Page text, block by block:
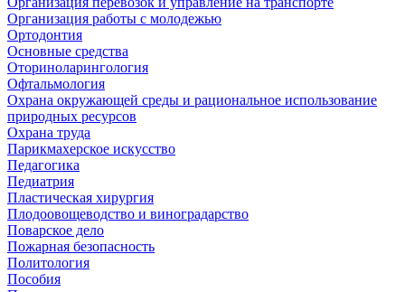
Организация работы с молодежью
Ортодонтия
Основные средства
Оториноларингология
Офтальмология
Охрана окружающей среды и рациональное использование
природных ресурсов
Охрана труда
Парикмахерское искусство
Педагогика
Педиатрия
Пластическая хирургия
Плодоовощеводство и виноградарство
Поварское дело
Пожарная безопасность
Политология
Пособия